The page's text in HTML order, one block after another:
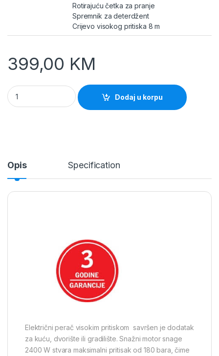
Rotirajuću četka za pranje
Spremnik za deterdžent
Crijevo visokog pritiska 8 m
399,00 KM
Scheppach HCE3000 Visokotlačni perač 180bar quantity
Dodaj u korpu
Opis Specification
Električni perač visokim pritiskom savršen je dodatak
za kuću, dvorište ili gradilište. Snažni motor snage
2400 W stvara maksimalni pritisak od 180 bara, čime